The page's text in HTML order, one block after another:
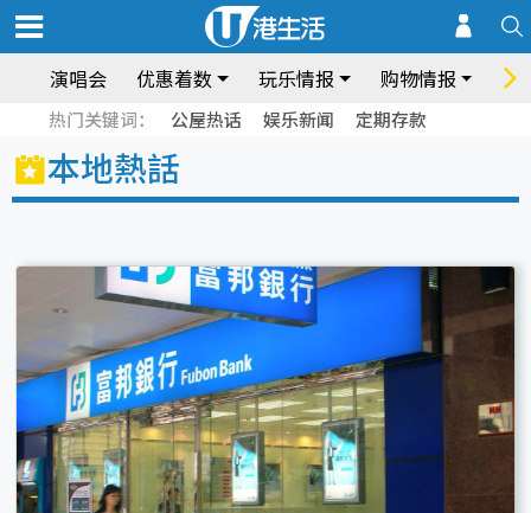
演唱会 优惠着数 玩乐情报 购物情报 饮
热门关键词： 公屋热话 娱乐新闻 定期存款
本地熱話